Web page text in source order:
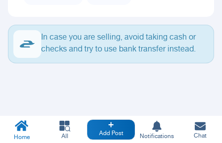
In case you are selling, avoid taking cash or
checks and try to use bank transfer instead.
Home All Add Post Notifications Chat